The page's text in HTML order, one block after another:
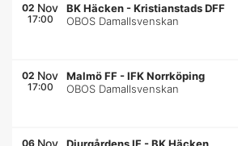
02 Nov
17:00
BK Häcken -Kristianstads DFF
OBOS Damallsvenskan
02 Nov
17:00
Malmö FF -IFK Norrköping
OBOS Damallsvenskan
06 Nov